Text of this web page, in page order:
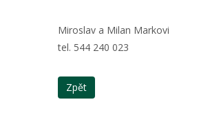
Miroslav a Milan Markovi
tel. 544 240 023
Zpět